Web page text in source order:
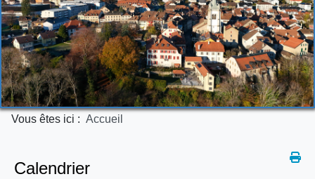
Vous êtes ici : Accueil
Calendrier